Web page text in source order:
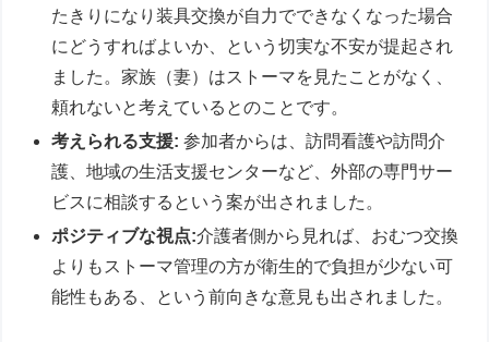
たきりになり装具交換が自力でできなくなった場合
にどうすればよいか、という切実な不安が提起され
ました。家族（妻）はストーマを見たことがなく、
頼れないと考えているとのことです。
考えられる支援:参加者からは、訪問看護や訪問介
護、地域の生活支援センターなど、外部の専門サー
ビスに相談するという案が出されました。
ポジティブな視点:介護者側から見れば、おむつ交換
よりもストーマ管理の方が衛生的で負担が少ない可
能性もある、という前向きな意見も出されました。